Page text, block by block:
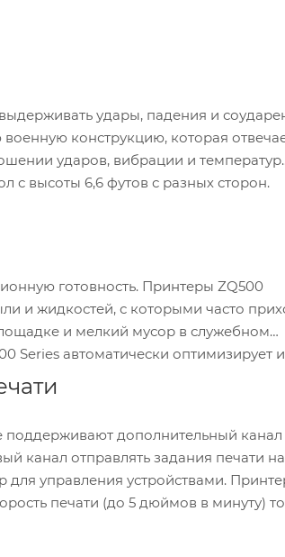
удары, падения и
конструкцию, которая
ударов, вибрации и температур.
с высоты 6,6 футов с разных сторон.
готовность. Принтеры ZQ500
и жидкостей, с которыми часто
и мелкий мусор в служебном
Series автоматически оптимизирует и
дополнительный канал
канал отправлять задания печати
для управления устройствами.
печати (до 5 дюймов в минуту)